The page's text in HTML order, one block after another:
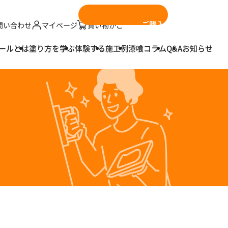
い合わせ マイページ 買い物かご ご購入はこちら
ルとは塗り方を学ぶ体験する施工例漆喰コラムQ&Aお知らせ